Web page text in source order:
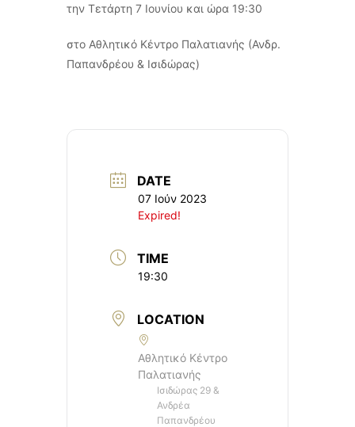
την Τετάρτη 7 Ιουνίου και ώρα 19:30
στο Αθλητικό Κέντρο Παλατιανής (Ανδρ.
Παπανδρέου & Ισιδώρας)
DATE
07 Ιούν 2023
Expired!
TIME
19:30
LOCATION
Αθλητικό Κέντρο
Παλατιανής
Ισιδώρας 29 &
Ανδρέα
Παπανδρέου